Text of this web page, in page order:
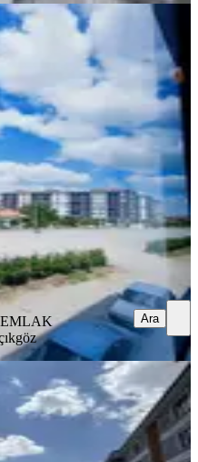
Nirvana Prestijde
Daire
Mahallesi
Kat·29.07.2026
Timur Selçuk Açıkgöz
Ara
Site İçi Satılık 4+1